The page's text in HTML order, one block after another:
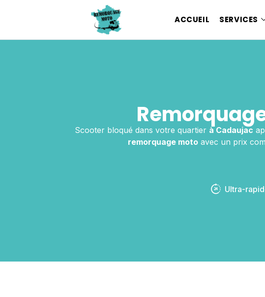
ACCUEIL SERVICES
Scooter bloqué dans votre quartier à Cadaujac
remorquage motoavec un prix
Ultra-